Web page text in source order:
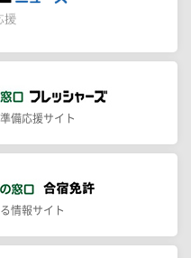
備応援サイト
情報サイト